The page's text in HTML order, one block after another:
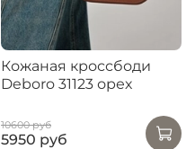
Кожаная кроссбоди
Deboro 31123 орех
10600 руб
5950 руб